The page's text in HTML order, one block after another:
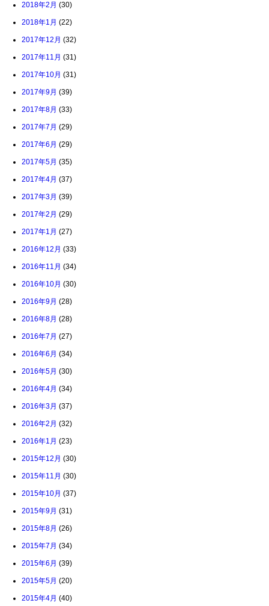
2018年2月 (30)
2018年1月 (22)
2017年12月 (32)
2017年11月 (31)
2017年10月 (31)
2017年9月 (39)
2017年8月 (33)
2017年7月 (29)
2017年6月 (29)
2017年5月 (35)
2017年4月 (37)
2017年3月 (39)
2017年2月 (29)
2017年1月 (27)
2016年12月 (33)
2016年11月 (34)
2016年10月 (30)
2016年9月 (28)
2016年8月 (28)
2016年7月 (27)
2016年6月 (34)
2016年5月 (30)
2016年4月 (34)
2016年3月 (37)
2016年2月 (32)
2016年1月 (23)
2015年12月 (30)
2015年11月 (30)
2015年10月 (37)
2015年9月 (31)
2015年8月 (26)
2015年7月 (34)
2015年6月 (39)
2015年5月 (20)
2015年4月 (40)